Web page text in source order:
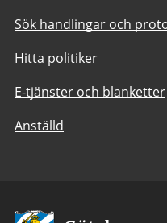
Sök handlingar och
Hitta politiker
E-tjänster och blanketter
Anställd